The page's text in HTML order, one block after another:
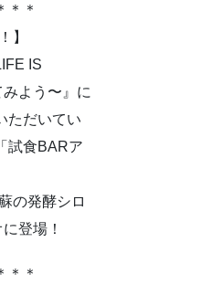
＊＊
】
IS
よう〜』に
ただいてい
試食BARア
の発酵シロ
登場！
＊＊